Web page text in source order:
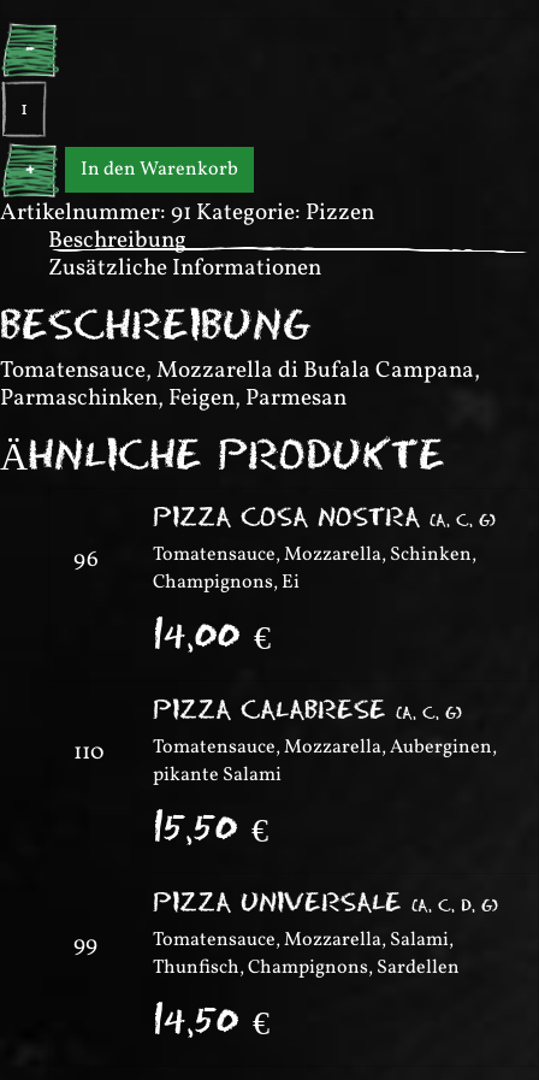
-
Pizza
Campana
Menge
+ In den Warenkorb
Artikelnummer:91 Kategorie: Pizzen
Beschreibung
Zusätzliche Informationen
BESCHREIBUNG
Tomatensauce, Mozzarella di Bufala Campana,
Parmaschinken, Feigen, Parmesan
ÄHNLICHE PRODUKTE
96
PIZZA COSA NOSTRA (A, C, G)
Tomatensauce, Mozzarella, Schinken,
Champignons, Ei
14,00 €
110
PIZZA CALABRESE (A, C, G)
Tomatensauce, Mozzarella, Auberginen,
pikante Salami
15,50 €
99
PIZZA UNIVERSALE (A, C, D, G)
Tomatensauce, Mozzarella, Salami,
Thunfisch, Champignons, Sardellen
14,50 €